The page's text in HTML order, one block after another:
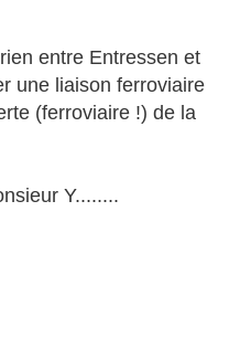
entre Entressen et
une liaison ferroviaire
(ferroviaire !) de la
Y........